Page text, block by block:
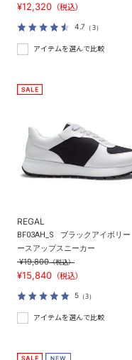
¥12,320 （税込）
4.7 （3）
アイテムを選んで比較
REGAL
BF03AH_S ブラックアイボリー
ースアップスニーカー
¥19,800（税込）
¥15,840 （税込）
5（3）
アイテムを選んで比較